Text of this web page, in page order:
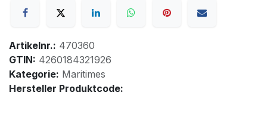
Artikelnr.: 470360
GTIN: 4260184321926
Kategorie: Maritimes
Hersteller Produktcode: